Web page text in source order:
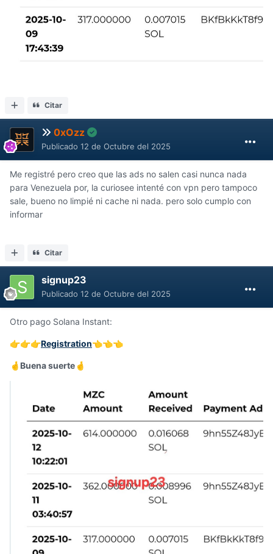
Citar
0xOzz
Publicado 12 de Octubre del 2025
Me registré pero creo que las ads no salen casi nunca nada
para Venezuela por, la curiosee intenté con vpn pero tampoco
sale, bueno no limpié ni cache ni nada. pero solo cumplo con
informar
Citar
signup23
Publicado 12 de Octubre del 2025
Otro pago Solana Instant:
👉👉👉Registration👈👈👈
🤞 Buena suerte 🤞